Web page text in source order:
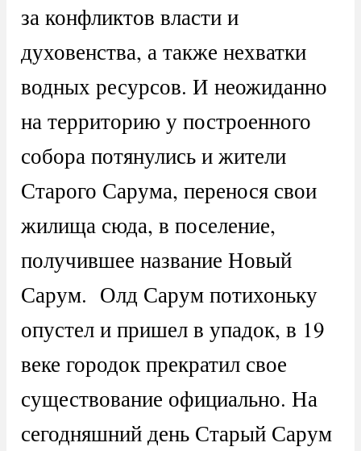
за конфликтов власти и
духовенства, а также нехватки
водных ресурсов. И неожиданно
на территорию у построенного
собора потянулись и жители
Старого Сарума, перенося свои
жилища сюда, в поселение,
получившее название Новый
Сарум. Олд Сарум потихоньку
опустел и пришел в упадок, в 19
веке городок прекратил свое
существование официально. На
сегодняшний день Старый Сарум